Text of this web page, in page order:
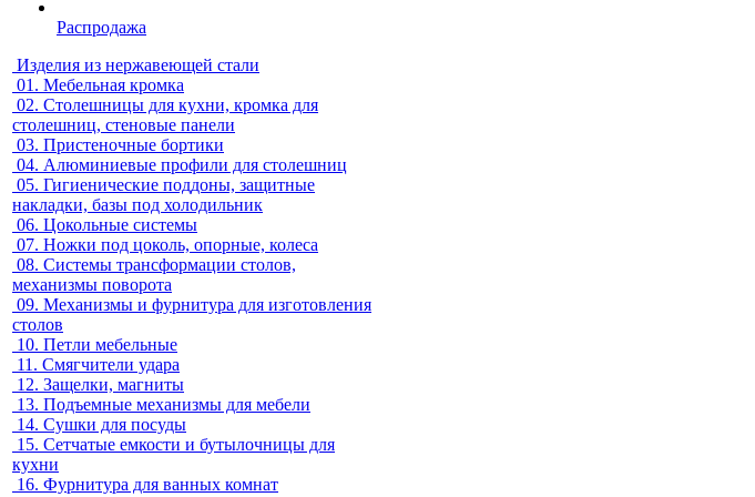
Распродажа
Изделия из нержавеющей стали
01. Мебельная кромка
02. Столешницы для кухни, кромка для
столешниц, стеновые панели
03. Пристеночные бортики
04. Алюминиевые профили для столешниц
05. Гигиенические поддоны, защитные
накладки, базы под холодильник
06. Цокольные системы
07. Ножки под цоколь, опорные, колеса
08. Системы трансформации столов,
механизмы поворота
09. Механизмы и фурнитура для изготовления
столов
10. Петли мебельные
11. Смягчители удара
12. Защелки, магниты
13. Подъемные механизмы для мебели
14. Сушки для посуды
15. Сетчатые емкости и бутылочницы для
кухни
16. Фурнитура для ванных комнат